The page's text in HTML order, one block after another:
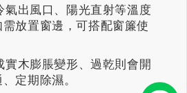
氣出風口、陽光直射等溫度
放置窗邊，可搭配窗簾使
實木膨脹變形、過乾則會開
定期除濕。